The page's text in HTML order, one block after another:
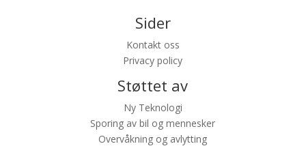
Sider
Kontakt oss
Privacy policy
Støttet av
Ny Teknologi
Sporing av bil og mennesker
Overvåkning og avlytting